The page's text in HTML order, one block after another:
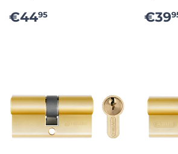
PRIX
RÉGULIER
€4495 €39